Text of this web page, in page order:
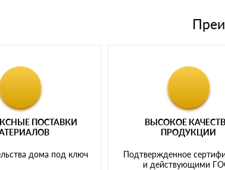
ПОСТАВКИ
дома под ключ
ВЫСОКОЕ
ПРОДУКЦИИ
Подтвержденное
и действующими